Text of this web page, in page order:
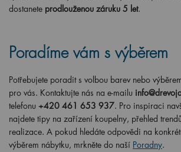
dostanete prodlouženou záruku 5 let.
Poradíme vám s výběrem
Potřebujete poradit s volbou barev nebo
pro vás. Kontaktujte nás na e-mailu
telefonu +420 461 653 937. Pro inspiraci
najdete tipy na zařízení koupelny, přehled
realizace. A pokud hledáte odpovědi na
výběrem nábytku, mrkněte do naší Poradny.